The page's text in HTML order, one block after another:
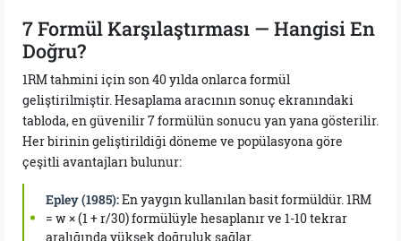
7 Formül Karşılaştırması — Hangisi En
Doğru?
1RM tahmini için son 40 yılda onlarca formül
geliştirilmiştir. Hesaplama aracının sonuç ekranındaki
tabloda, en güvenilir 7 formülün sonucu yan yana gösterilir.
Her birinin geliştirildiği döneme ve popülasyona göre
çeşitli avantajları bulunur:
Epley (1985):En yaygın kullanılan basit formüldür. 1RM
= w × (1 + r/30) formülüyle hesaplanır ve 1-10 tekrar
aralığında yüksek doğruluk sağlar.